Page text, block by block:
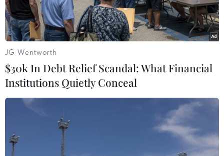
Một chiếc máy bay không người lái được cho là của Triều Tiên
JG Wentworth
$30k In Debt Relief Scandal: What Financial
Institutions Quietly Conceal